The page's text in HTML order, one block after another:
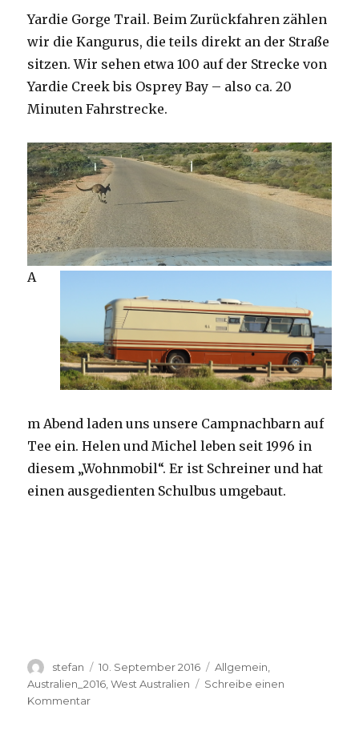
Yardie Gorge Trail. Beim Zurückfahren zählen
wir die Kangurus, die teils direkt an der Straße
sitzen. Wir sehen etwa 100 auf der Strecke von
Yardie Creek bis Osprey Bay – also ca. 20
Minuten Fahrstrecke.
A
m Abend laden uns unsere Campnachbarn auf
Tee ein. Helen und Michel leben seit 1996 in
diesem „Wohnmobil“. Er ist Schreiner und hat
einen ausgedienten Schulbus umgebaut.
Autor
stefan
Veröffentlicht
am
10. September 2016 Kategorien
Allgemein
Australien_2016 ,West Australien
Schreibe einen
Kommentarzu